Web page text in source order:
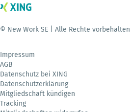
© New Work SE | Alle Rechte vorbehalten
Impressum
AGB
Datenschutz bei XING
Datenschutzerklärung
Mitgliedschaft kündigen
Tracking